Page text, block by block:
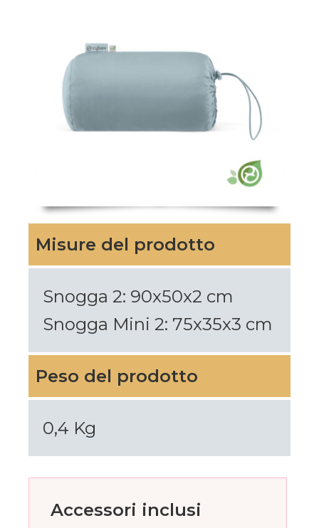
Misure del prodotto
Snogga 2: 90x50x2 cm
Snogga Mini 2: 75x35x3 cm
Peso del prodotto
0,4 Kg
Accessori inclusi